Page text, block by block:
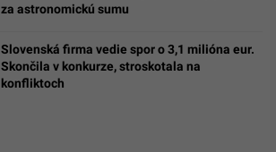
za astronomickú sumu
Slovenská firma vedie spor o 3,1 milióna eur.
Skončila v konkurze, stroskotala na
konfliktoch